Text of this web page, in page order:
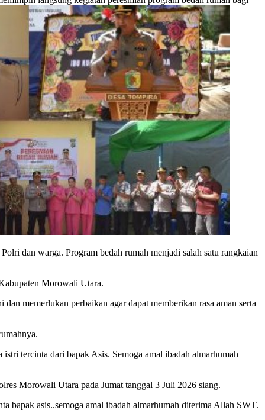
dan warga. Program bedah rumah menjadi salah satu rangkaian
Morowali Utara.
memerlukan perbaikan agar dapat memberikan rasa aman serta
tercinta dari bapak Asis. Semoga amal ibadah almarhumah
Morowali Utara pada Jumat tanggal 3 Juli 2026 siang.
bapak asis..semoga amal ibadah almarhumah diterima Allah SWT.